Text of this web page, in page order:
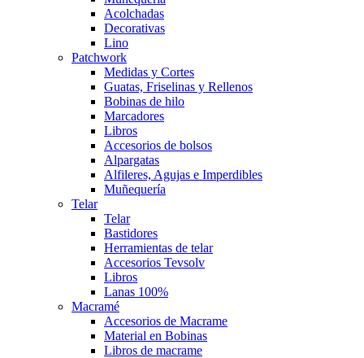
Acolchadas
Decorativas
Lino
Patchwork
Medidas y Cortes
Guatas, Friselinas y Rellenos
Bobinas de hilo
Marcadores
Libros
Accesorios de bolsos
Alpargatas
Alfileres, Agujas e Imperdibles
Muñequería
Telar
Telar
Bastidores
Herramientas de telar
Accesorios Tevsolv
Libros
Lanas 100%
Macramé
Accesorios de Macrame
Material en Bobinas
Libros de macrame